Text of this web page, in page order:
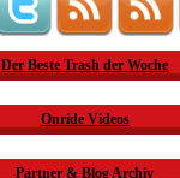
Der Beste Trash der Woche
Onride Videos
Partner & Blog Archiv